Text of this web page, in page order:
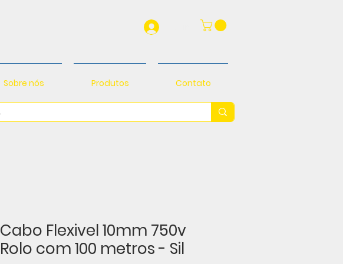
Sobre nós Produtos Contato
Cabo Flexivel 10mm 750v
Rolo com 100 metros - Sil